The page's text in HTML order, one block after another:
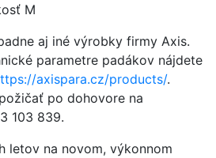
M
aj iné výrobky firmy Axis.
parametre padákov nájdete
axispara.cz/products/.
po dohovore na
103 839.
letov na novom, výkonnom